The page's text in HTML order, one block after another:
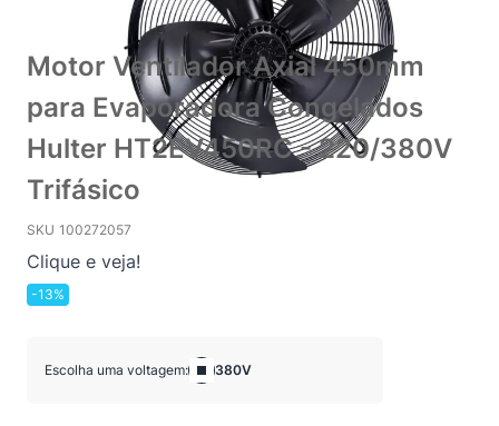
Motor Ventilador Axial 450mm
para Evaporadora Congelados
Hulter HT2EV450RC - 220/380V
Trifásico
SKU 100272057
Clique e veja!
-13%
Escolha uma voltagem: 380V